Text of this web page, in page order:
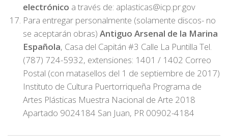
electrónico a través de: aplasticas@icp.pr.gov
Para entregar personalmente (solamente discos- no
se aceptarán obras) Antiguo Arsenal de la Marina
Española, Casa del Capitán #3 Calle La Puntilla Tel.
(787) 724-5932, extensiones: 1401 / 1402 Correo
Postal (con matasellos del 1 de septiembre de 2017)
Instituto de Cultura Puertorriqueña Programa de
Artes Plásticas Muestra Nacional de Arte 2018
Apartado 9024184 San Juan, PR 00902-4184